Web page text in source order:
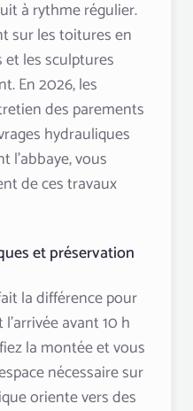
à rythme régulier.
sur les toitures en
les sculptures
En 2026, les
des parements
hydrauliques
l’abbaye, vous
de ces travaux
et préservation
la différence pour
avant 10 h
la montée et vous
nécessaire sur
oriente vers des